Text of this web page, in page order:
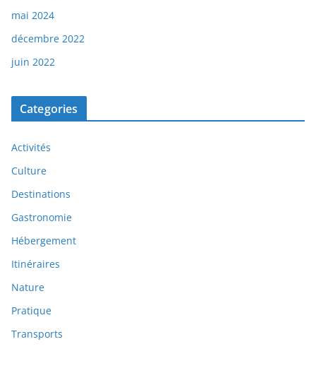
mai 2024
décembre 2022
juin 2022
Categories
Activités
Culture
Destinations
Gastronomie
Hébergement
Itinéraires
Nature
Pratique
Transports